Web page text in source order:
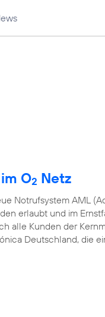
O2 Netz
Notrufsystem AML
erlaubt und im
alle Kunden der
Deutschland, die